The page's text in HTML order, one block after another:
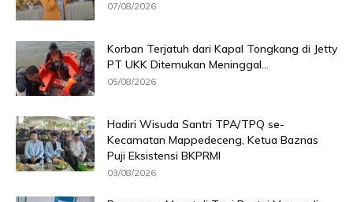
07/08/2026
Korban Terjatuh dari Kapal Tongkang di Jetty
PT UKK Ditemukan Meninggal...
05/08/2026
Hadiri Wisuda Santri TPA/TPQ se-
Kecamatan Mappedeceng, Ketua Baznas
Puji Eksistensi BKPRMI
03/08/2026